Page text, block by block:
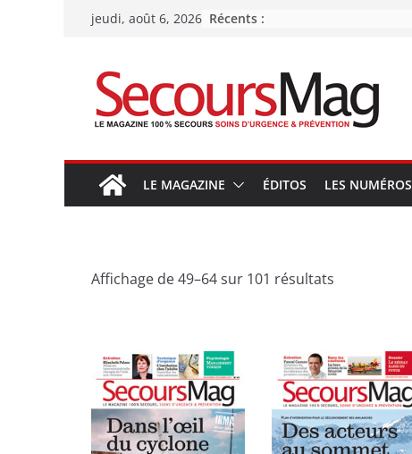
Passerjeudi, août 6, 2026 Récents :
LE MAGAZINE ÉDITOS LES NUMÉROS
Affichage de 49–64 sur 101 résultats